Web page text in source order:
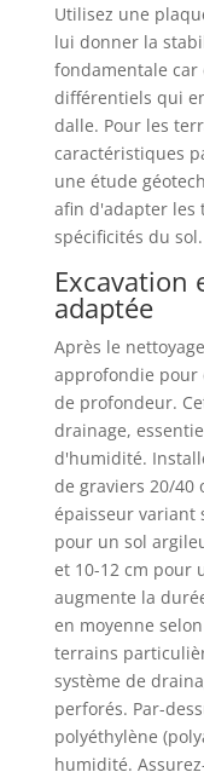
Utilisez une
lui donner la
fondamentale car
différentiels qui
dalle. Pour les
caractéristiques
une étude
afin d'adapter les
spécificités du sol.
Excavation
adaptée
Après le
approfondie pour
de profondeur.
drainage,
d'humidité.
de graviers 20/40
épaisseur variant
pour un sol
et 10-12 cm pour
augmente la
en moyenne
terrains
système de
perforés. Par-
polyéthylène
humidité.